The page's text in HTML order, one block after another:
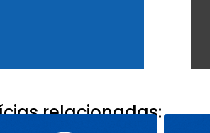
relacionadas: